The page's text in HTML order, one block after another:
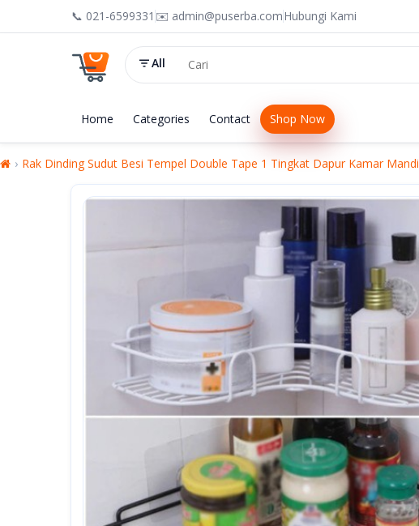
📞 021-6599331 ✉️ admin@puserba.comHubungi Kami
All
Home Categories Contact Shop Now
Rak Dinding Sudut Besi Tempel Double Tape 1 Tingkat Dapur Kamar Mandi